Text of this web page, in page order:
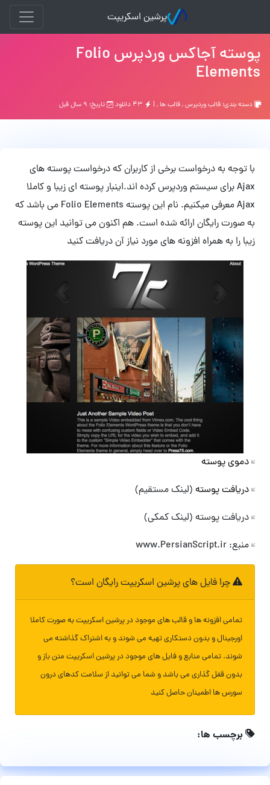
پرشین اسکریپت
پوسته آجاکس وردپرس Folio
Elements
دسته بندی: قالب وردپرس,قالب ها, | تاریخ: ۹ سال قبل
با توجه به درخواست برخی از کاربران که درخواست پوسته های
Ajax برای سیستم وردپرس کرده اند.اینبار پوسته ای زیبا و کاملا
Ajax معرفی میکنیم. نام این پوسته Folio Elements می باشد که
به صورت رایگان ارائه شده است. هم اکنون می توانید این پوسته
زیبا را به همراه افزونه های مورد نیاز آن دریافت کنید
دموی پوسته
دریافت پوسته (لینک مستقیم)
دریافت پوسته (لینک کمکی)
منبع: www.PersianScript.ir
چرا فایل های پرشین اسکریپت رایگان است؟
تمامی افزونه ها و قالب های موجود در پرشین اسکریپت به صورت کاملا
اورجینال و بدون دستکاری تهیه می شوند و به اشتراک گذاشته می
شوند. تمامی منابع و فایل های موجود در پرشین اسکریپت متن باز و
بدون قفل گذاری می باشد و شما می توانید از سلامت کدهای درون
سورس ها اطمینان حاصل کنید
برچسب ها: